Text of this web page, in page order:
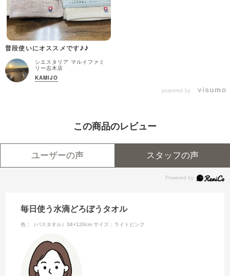
普段使いにオススメです♪♪
シエスタリア マルイファミ
リー志木店
KAMIJO
powered by
この商品のレビュー
ユーザーの声 スタッフの声
毎日使う水滴どろぼうタオル
色：（バスタオル）34×120cm サイズ：ライトピンク